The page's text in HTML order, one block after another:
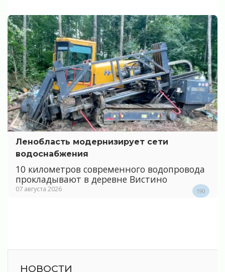
Ленобласть модернизирует сети
водоснабжения
10 километров современного водопровода
прокладывают в деревне Вистино
07 августа 2026 190
НОВОСТИ